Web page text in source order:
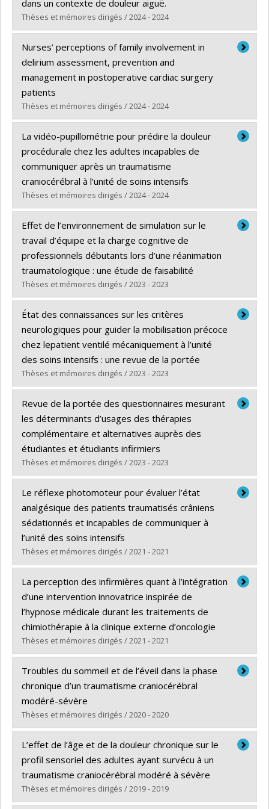
Liège, Belgique
2022- …Living with concussion guidelines – sleep
and fatigue committees
Lien vers le document dans Papyrus
dans un contexte de douleur aiguë.
Thèses et mémoires dirigés / 2024 - 2024
Diplômé(e) :Proulx-Bégin, Léa
Cycle :Doctorat
Diplôme obtenu :Ph. D.
Lien vers le document dans Papyrus
Nurses’ perceptions of family involvement in
delirium assessment, prevention and
management in postoperative cardiac surgery
patients
Thèses et mémoires dirigés / 2024 - 2024
Diplômé(e) :Azimzadeh, Dina
Cycle :Maîtrise
Diplôme obtenu :M. Sc.
Lien vers le document dans Papyrus
La vidéo-pupillométrie pour prédire la douleur
procédurale chez les adultes incapables de
communiquer après un traumatisme
craniocérébral à l’unité de soins intensifs
Thèses et mémoires dirigés / 2024 - 2024
Diplômé(e) :Cardin-Desrochers, Gabrielle
Cycle :Maîtrise
Diplôme obtenu :M. Sc.
Lien vers le document dans Papyrus
Effet de l’environnement de simulation sur le
travail d’équipe et la charge cognitive de
professionnels débutants lors d’une réanimation
traumatologique : une étude de faisabilité
Thèses et mémoires dirigés / 2023 - 2023
Diplômé(e) :Lapierre, Alexandra
Cycle :Doctorat
Diplôme obtenu :Ph. D.
Lien vers le document dans Papyrus
État des connaissances sur les critères
neurologiques pour guider la mobilisation précoce
chez lepatient ventilé mécaniquement à l’unité
des soins intensifs : une revue de la portée
Thèses et mémoires dirigés / 2023 - 2023
Diplômé(e) :Vuu, Isabel Tran
Cycle :Maîtrise
Diplôme obtenu :M. Sc.
Lien vers le document dans Papyrus
Revue de la portée des questionnaires mesurant
les déterminants d’usages des thérapies
complémentaire et alternatives auprès des
étudiantes et étudiants infirmiers
Thèses et mémoires dirigés / 2023 - 2023
Diplômé(e) :Rebhi, Abir
Cycle :Maîtrise
Diplôme obtenu :M. Sc.
Lien vers le document dans Papyrus
Le réflexe photomoteur pour évaluer l’état
analgésique des patients traumatisés crâniens
sédationnés et incapables de communiquer à
l’unité des soins intensifs
Thèses et mémoires dirigés / 2021 - 2021
Diplômé(e) :Martineau-Lessard, Chloé
Cycle :Maîtrise
Diplôme obtenu : M. Sc.
Lien vers le document dans Papyrus
La perception des infirmières quant à l’intégration
d’une intervention innovatrice inspirée de
l’hypnose médicale durant les traitements de
chimiothérapie à la clinique externe d’oncologie
Thèses et mémoires dirigés / 2021 - 2021
Diplômé(e) :Hjeij, Danny
Cycle :Maîtrise
Diplôme obtenu :
Lien vers le document dans Papyrus
Troubles du sommeil et de l’éveil dans la phase
chronique d’un traumatisme craniocérébral
modéré-sévère
Thèses et mémoires dirigés / 2020 - 2020
Diplômé(e) :El-Khatib, Héjar
Cycle :Doctorat
Diplôme obtenu :Ph. D.
Lien vers le document dans Papyrus
L’effet de l’âge et de la douleur chronique sur le
profil sensoriel des adultes ayant survécu à un
traumatisme craniocérébral modéré à sévère
Thèses et mémoires dirigés / 2019 - 2019